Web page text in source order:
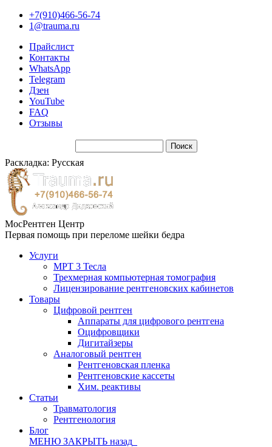
+7(910)466-56-74
1@trauma.ru
Прайслист
Контакты
WhatsApp
Telegram
Дзен
YouTube
FAQ
Отзывы
Раскладка: Русская
МосРентген Центр
Первая помощь при переломе шейки бедра
Услуги
МРТ 3 Тесла
Трехмерная компьютерная томография
Лицензирование рентгеновских кабинетов
Товары
Цифровой рентген
Аппараты для цифрового рентгена
Оцифровщики
Дигитайзеры
Аналоговый рентген
Рентгеновская пленка
Рентгеновские кассеты
Хим. реактивы
Статьи
Травматология
Рентгенология
Блог
МЕНЮ ЗАКРЫТЬ назад